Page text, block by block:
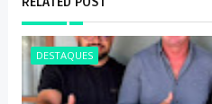
DESTAQUES